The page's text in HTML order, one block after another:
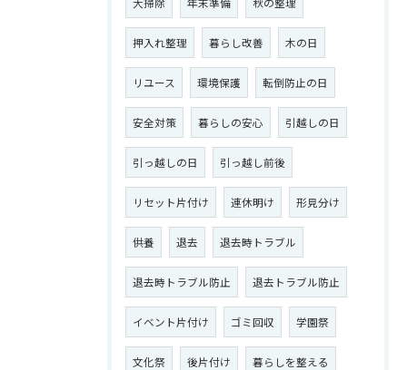
押入れ整理 暮らし改善 木の日
リユース 環境保護 転倒防止の日
安全対策 暮らしの安心 引越しの日
引っ越しの日 引っ越し前後
リセット片付け 連休明け 形見分け
供養 退去 退去時トラブル
退去時トラブル防止 退去トラブル防止
イベント片付け ゴミ回収 学園祭
文化祭 後片付け 暮らしを整える